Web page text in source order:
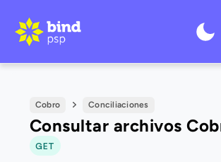
Cobro Conciliaciones
Consultar archivos
GET